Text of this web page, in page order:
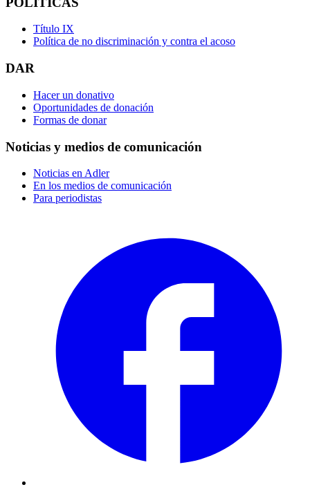
Título IX
Política de no discriminación y contra el acoso
DAR
Hacer un donativo
Oportunidades de donación
Formas de donar
Noticias y medios de comunicación
Noticias en Adler
En los medios de comunicación
Para periodistas